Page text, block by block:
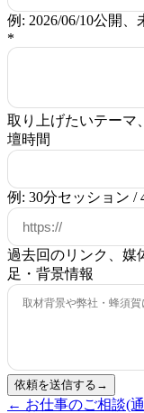
例: 2026/06/10公開
*
取り上げたいテーマ
壇時間
例: 30分セッション /
過去回のリンク、媒
足・背景情報
依頼を送信する →
← お仕事のご相談(